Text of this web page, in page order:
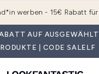
werben - 15€ Rabatt für
AUF
| CODE SALELF